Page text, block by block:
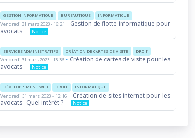
GESTION INFORMATIQUE BUREAUTIQUE INFORMATIQUE
Vendredi 31 mars 2023 - 16:21 - Gestion de flotte informatique pour
avocats
Notice
SERVICES ADMINISTRATIFS CRÉATION DE CARTES DE VISITE DROIT
Vendredi 31 mars 2023 - 13:36 - Création de cartes de visite pour les
avocats
Notice
DÉVELOPPEMENT WEB DROIT INFORMATIQUE
Vendredi 31 mars 2023 - 12:16 - Création de sites internet pour les
avocats : Quel intérêt ?
Notice